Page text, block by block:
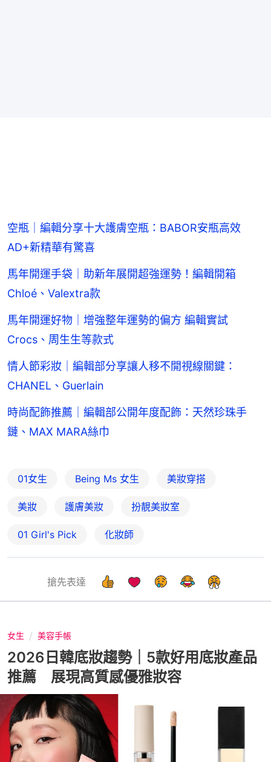
空瓶｜編輯分享十大護膚空瓶：BABOR安瓶高效
AD+新精華有驚喜
馬年開運手袋｜助新年展開超強運勢！編輯開箱
Chloé、Valextra款
馬年開運好物｜增強整年運勢的偏方 編輯實試
Crocs、周生生等款式
情人節彩妝｜編輯部分享讓人移不開視線關鍵：
CHANEL、Guerlain
時尚配飾推薦｜編輯部公開年度配飾：天然珍珠手
鏈、MAX MARA絲巾
01女生 Being Ms 女生 美妝穿搭
美妝 護膚美妝 扮靚美妝室
01 Girl's Pick 化妝師
搶先表達
女生 美容手帳
2026日韓底妝趨勢｜5款好用底妝產品
推薦 展現高質感優雅妝容